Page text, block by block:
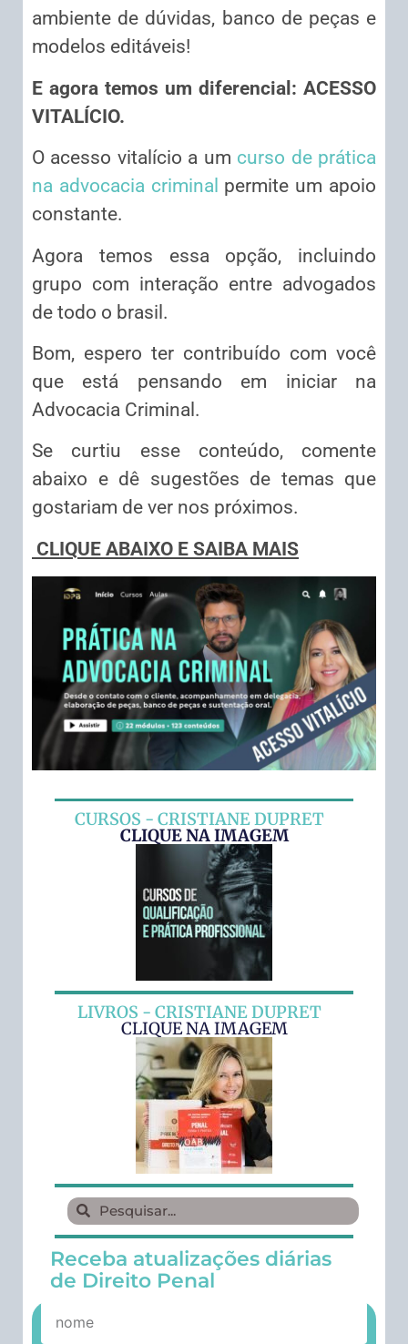
ambiente de dúvidas, banco de peças e
modelos editáveis!
E agora temos um diferencial: ACESSO
VITALÍCIO.
O acesso vitalício a um curso de prática
na advocacia criminal permite um apoio
constante.
Agora temos essa opção, incluindo
grupo com interação entre advogados
de todo o brasil.
Bom, espero ter contribuído com você
que está pensando em iniciar na
Advocacia Criminal.
Se curtiu esse conteúdo, comente
abaixo e dê sugestões de temas que
gostariam de ver nos próximos.
CLIQUE ABAIXO E SAIBA MAIS
CURSOS - CRISTIANE DUPRET
CLIQUE NA IMAGEM
LIVROS - CRISTIANE DUPRET
CLIQUE NA IMAGEM
Receba atualizações diárias
de Direito Penal